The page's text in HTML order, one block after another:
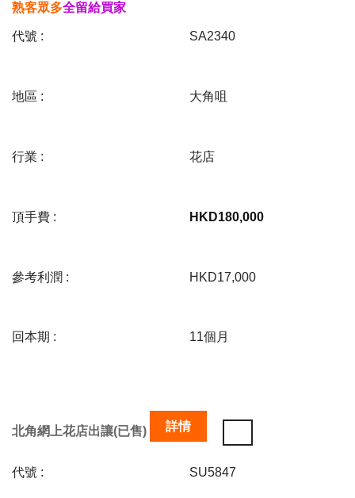
熟客眾多全留給買家
代號 : SA2340
地區 : 大角咀
行業 : 花店
頂手費 : HKD180,000
參考利潤 : HKD17,000
回本期 : 11個月
北角網上花店出讓(已售) 詳情
代號 : SU5847